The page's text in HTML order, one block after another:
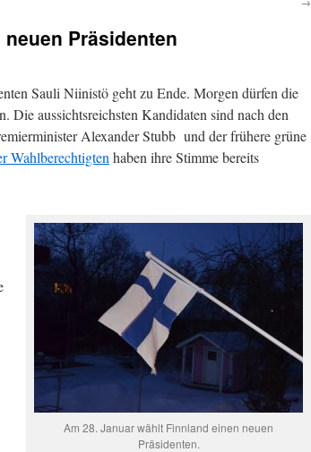
Präsidenten
Sauli Niinistö geht zu Ende. Morgen dürfen die
Die aussichtsreichsten Kandidaten sind nach den
Alexander Stubb und der frühere grüne
Wahlberechtigten haben ihre Stimme bereits
Am 28. Januar wählt Finnland einen neuen
Präsidenten.